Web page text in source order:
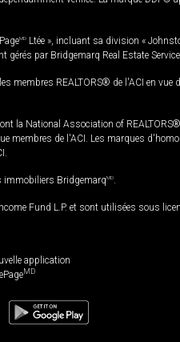
MD Ltée », incluant sa division «
gérés par Bridgemarq Real Estate
REALTORS® de l'ACI en vue
la National Association of
de l'ACI. Les marques
immobiliers BridgemarqMD
Fund L.P. et sont utilisées sous
application
MD